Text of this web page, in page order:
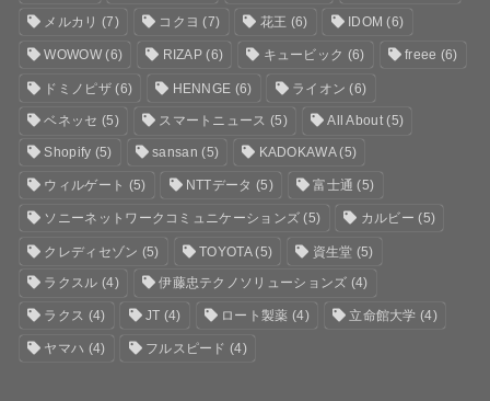
メルカリ (7) コクヨ (7) 花王 (6) IDOM (6)
WOWOW(6) RIZAP (6) キュービック (6) freee (6)
ドミノピザ(6) HENNGE (6) ライオン (6)
ベネッセ (5) スマートニュース (5) All About(5)
Shopify (5) sansan (5) KADOKAWA(5)
ウィルゲート (5) NTTデータ (5) 富士通 (5)
ソニーネットワークコミュニケーションズ (5) カルビー (5)
クレディセゾン (5) TOYOTA(5) 資生堂 (5)
ラクスル (4) 伊藤忠テクノソリューションズ (4)
ラクス (4) JT (4) ロート製薬 (4) 立命館大学 (4)
ヤマハ (4) フルスピード (4)